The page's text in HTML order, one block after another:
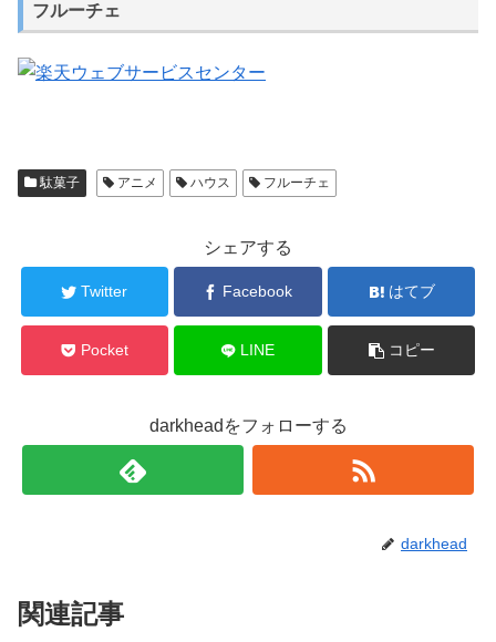
フルーチェ
駄菓子 アニメ ハウス フルーチェ
シェアする
Twitter Facebook はてブ
Pocket LINE コピー
darkheadをフォローする
darkhead
関連記事